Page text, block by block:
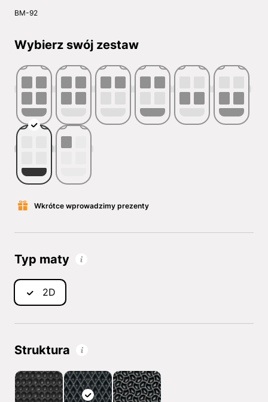
BM-92
Wybierz swój zestaw
Wkrótce wprowadzimy prezenty
Typ maty
2D
Struktura